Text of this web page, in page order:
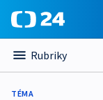
Rubriky
TÉMA